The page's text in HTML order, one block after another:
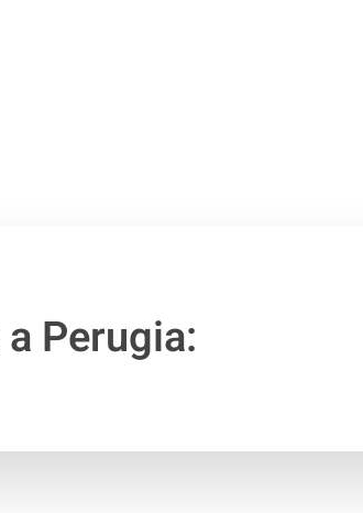
a Perugia: